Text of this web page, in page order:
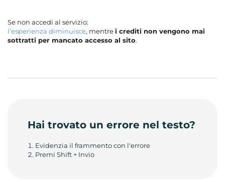
Se non accedi al servizio:
l’esperienza diminuisce, mentrei crediti non vengono mai
sottratti per mancato accesso al sito.
Hai trovato un errore nel testo?
Evidenzia il frammento con l'errore
Premi Shift + Invio